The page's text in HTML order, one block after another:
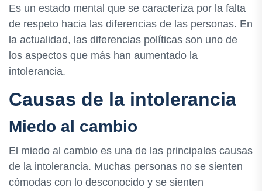
Es un estado mental que se caracteriza por la falta
de respeto hacia las diferencias de las personas. En
la actualidad, las diferencias políticas son uno de
los aspectos que más han aumentado la
intolerancia.
Causas de la intolerancia
Miedo al cambio
El miedo al cambio es una de las principales causas
de la intolerancia. Muchas personas no se sienten
cómodas con lo desconocido y se sienten